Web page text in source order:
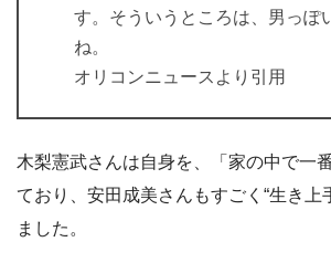
す。そういうところは、男っぽ
ね。
オリコンニュースより引用
木梨憲武さんは自身を、「家の中で一
ており、安田成美さんもすごく“生き上
ました。